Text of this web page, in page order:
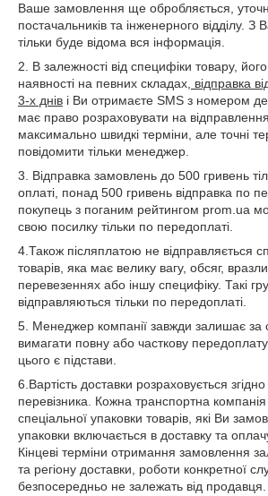
Ваше замовлення ще обробляється,
постачальників та інженерного відділу. З
тільки буде відома вся інформація.
2. В залежності від специфіки товару, його
наявності на певних складах, відправка
3-х днів і Ви отримаєте SMS з номером
має право розраховувати на
максимально швидкі терміни, але точні
повідомити тільки менеджер.
3. Відправка замовлень до 500 гривень
оплаті, понад 500 гривень відправка по
покупець з поганим рейтингом prom.ua
свою посилку тільки по передоплаті.
4.Також післяплатою не відправляється
товарів, яка має велику вагу, обсяг,
перевезеннях або іншу специфіку. Такі
відправляються тільки по передоплаті.
5. Менеджер компанії завжди залишає
вимагати повну або часткову
цього є підстави.
6.Вартість доставки розраховується
перевізника. Кожна транспортна
спеціальної упаковки товарів, які Ви
упаковки включається в доставку та
Кінцеві терміни отримання замовлення
та регіону доставки, роботи конкретної
безпосередньо не залежать від продавця.